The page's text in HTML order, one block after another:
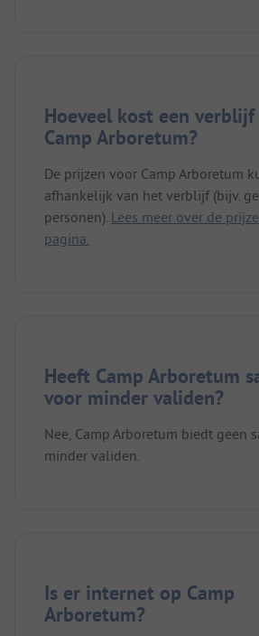
Hoeveel kost een verblijf
Camp Arboretum?
De prijzen voor Camp Arboretum
afhankelijk van het verblijf (bijv.
personen). Lees meer over de
pagina.
Heeft Camp Arboretum
voor minder validen?
Nee, Camp Arboretum biedt geen
minder validen.
Is er internet op Camp
Arboretum?